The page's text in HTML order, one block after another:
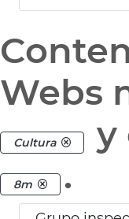
Webs
Cultura y
8m .